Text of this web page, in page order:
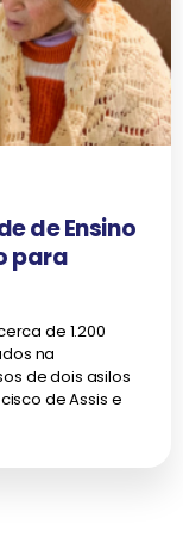
de Ensino
para
de 1.200
na
de dois asilos
de Assis e